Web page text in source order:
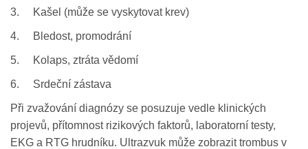
3. Kašel (může se vyskytovat krev)
4. Bledost, promodrání
5. Kolaps, ztráta vědomí
6. Srdeční zástava
Při zvažování diagnózy se posuzuje vedle klinických
projevů, přítomnost rizikových faktorů, laboratorní testy,
EKG a RTG hrudníku. Ultrazvuk může zobrazit trombus v